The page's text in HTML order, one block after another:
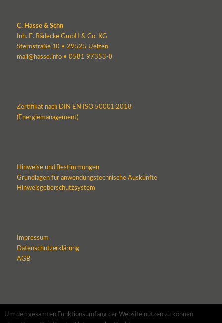
C. Hasse & Sohn
Inh. E. Rädecke GmbH & Co. KG
Sternstraße 10 • 29525 Uelzen
mail@hasse.info• 0581 97353-0
Zertifikat nach DIN EN ISO 50001:2018
(Energiemanagement)
Hinweise und Bestimmungen
Grundlagen für anwendungstechnische Auskünfte
Hinweisgeberschutzsystem
Impressum
Datenschutzerklärung
AGB
Um den gesamten Funktionsumfang der Website nutzen zu können